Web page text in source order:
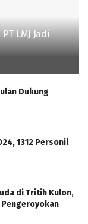
LMJ Jadi
Dukung
1312 Personil
di Tritih Kulon,
Pengeroyokan